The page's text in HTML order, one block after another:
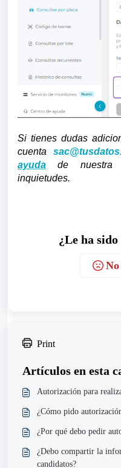
Si tienes dudas
cuenta
ayuda de nuestra
inquietudes.
¿Le ha
No
Print
Artículos en esta
Autorización para
¿Cómo pido
¿Por qué debo pedir
¿Debo compartir la
candidatos?